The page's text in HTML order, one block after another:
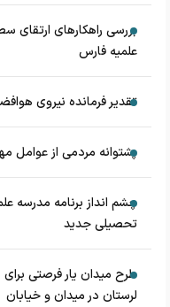
بررسی راهکارهای ارتقای
علمیه فارس
تقدیر فرمانده نیروی
پشتوانه مردمی از
چشم‌ انداز برنامه مدرسه
تحصیلی جدید
طرح میدان یار فرصتی
لرستان در میدان و خیابان